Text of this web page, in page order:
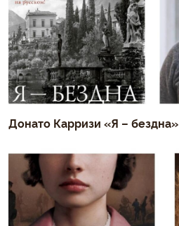
Донато Карризи «Я – бездна»